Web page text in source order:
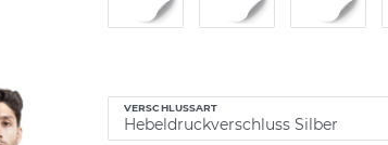
VERSCHLUSSART